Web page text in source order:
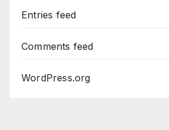
Entries feed
Comments feed
WordPress.org